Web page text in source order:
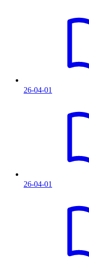
26-04-01
26-04-01